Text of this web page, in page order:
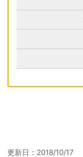
更新日： 2018/10/17